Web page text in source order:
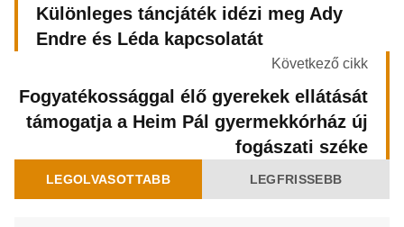
Különleges táncjáték idézi meg Ady
Endre és Léda kapcsolatát
Következő cikk
Fogyatékossággal élő gyerekek ellátását
támogatja a Heim Pál gyermekkórház új
fogászati széke
LEGOLVASOTTABB LEGFRISSEBB